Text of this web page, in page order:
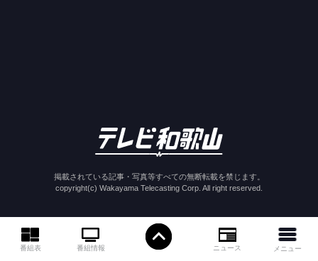
番組表 番組情報 ニュース メニュー
掲載されている記事・写真等すべての無断転載を禁じます。
copyright(c) Wakayama Telecasting Corp. All right reserved.